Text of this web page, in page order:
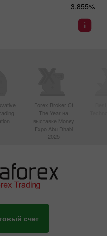
3.855%
Forex Broker Of
The Year на
выставке Money
Expo Abu Dhabi
2025
счет